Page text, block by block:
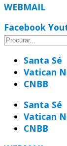
WEBMAIL
Facebook
Santa Sé
Vatican
CNBB
Santa Sé
Vatican
CNBB